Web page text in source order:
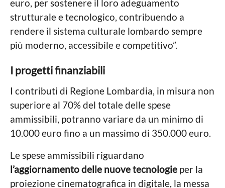
euro, per sostenere il loro adeguamento
strutturale e tecnologico, contribuendo a
rendere il sistema culturale lombardo sempre
più moderno, accessibile e competitivo”.
I progetti finanziabili
I contributi di Regione Lombardia, in misura non
superiore al 70% del totale delle spese
ammissibili, potranno variare da un minimo di
10.000 euro fino a un massimo di 350.000 euro.
Le spese ammissibili riguardano
l’aggiornamento delle nuove tecnologie per la
proiezione cinematografica in digitale, la messa